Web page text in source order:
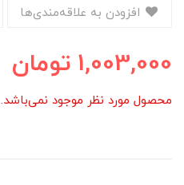
1,003,000 تومان
محصول مورد نظر موجود نمی‌باشد.